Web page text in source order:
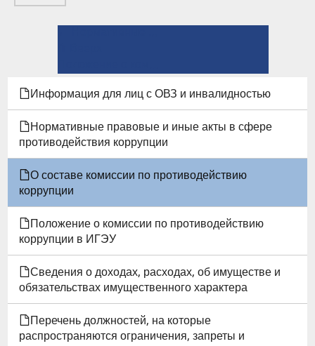
КНИГИ
ДЛЯ
О
СОСТАВЕ
КОМИССИИ
ПО
ПРОТИВОДЕЙСТВИЮ
КОРРУПЦИИ
Информация для лиц с ОВЗ и инвалидностью
Нормативные правовые и иные акты в сфере
противодействия коррупции
О составе комиссии по противодействию
коррупции
Положение о комиссии по противодействию
коррупции в ИГЭУ
Сведения о доходах, расходах, об имуществе и
обязательствах имущественного характера
Перечень должностей, на которые
распространяются ограничения, запреты и